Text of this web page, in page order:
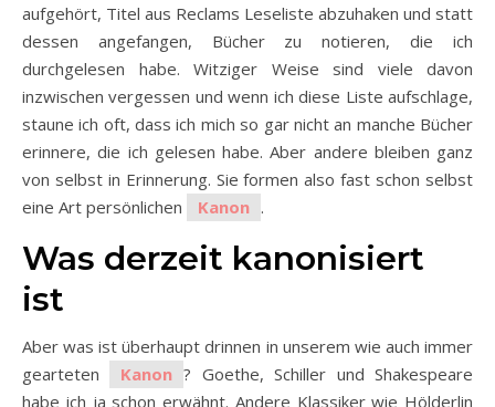
aufgehört, Titel aus Reclams Leseliste abzuhaken und statt
dessen angefangen, Bücher zu notieren, die ich
durchgelesen habe. Witziger Weise sind viele davon
inzwischen vergessen und wenn ich diese Liste aufschlage,
staune ich oft, dass ich mich so gar nicht an manche Bücher
erinnere, die ich gelesen habe. Aber andere bleiben ganz
von selbst in Erinnerung. Sie formen also fast schon selbst
eine Art persönlichen
Kanon .
Was derzeit kanonisiert
ist
Aber was ist überhaupt drinnen in unserem wie auch immer
gearteten
Kanon ? Goethe, Schiller und Shakespeare
habe ich ja schon erwähnt. Andere Klassiker wie Hölderlin